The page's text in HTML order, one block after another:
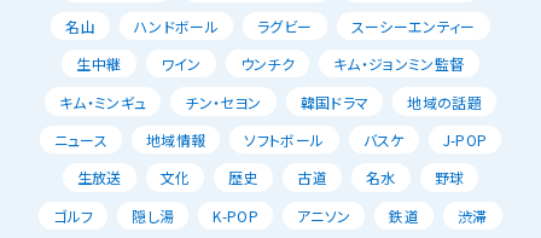
名山
ハンドボール ラグビー
スーシーエンティー
生中継
ワイン ウンチク
キム・ジョンミン監督
キム・ミンギュ
チン・セヨン 韓国ドラマ
地域の話題
ニュース
地域情報 ソフトボール バスケ
J-POP
生放送
文化 歴史 古道 名水
野球
ゴルフ
隠し湯 K-POP アニソン 鉄道
渋滞